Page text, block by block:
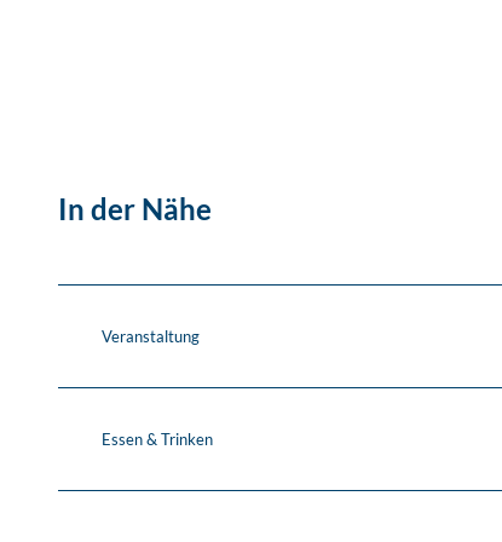
In der Nähe
Veranstaltung
Essen & Trinken